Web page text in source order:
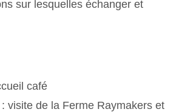
sur lesquelles échanger et
café
visite de la Ferme Raymakers et